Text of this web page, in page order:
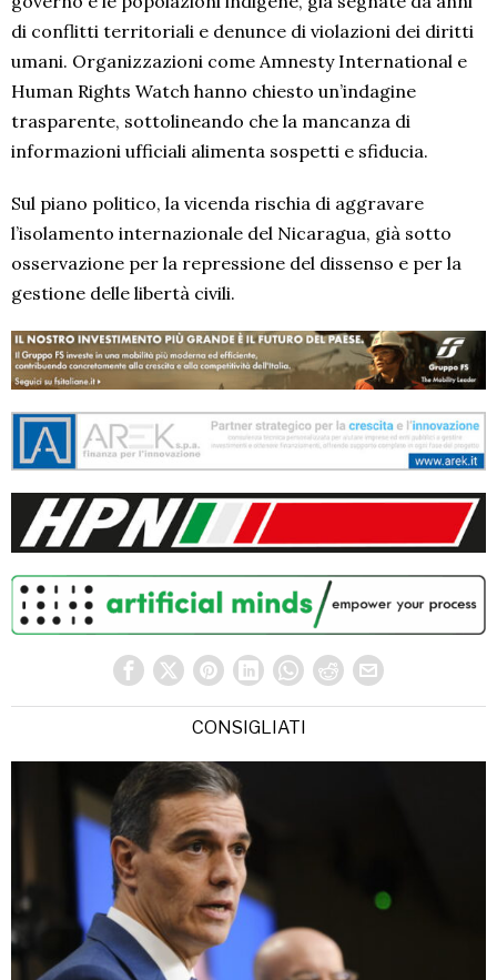
di conflitti territoriali e denunce di violazioni dei diritti
umani. Organizzazioni come Amnesty International e
Human Rights Watch hanno chiesto un’indagine
trasparente, sottolineando che la mancanza di
informazioni ufficiali alimenta sospetti e sfiducia.
Sul piano politico, la vicenda rischia di aggravare
l’isolamento internazionale del Nicaragua, già sotto
osservazione per la repressione del dissenso e per la
gestione delle libertà civili.
CONSIGLIATI